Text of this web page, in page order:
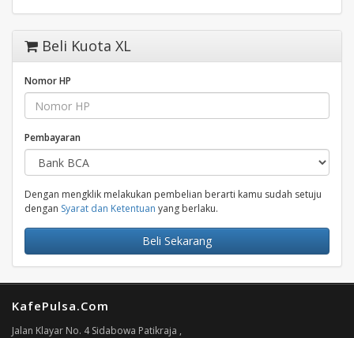
Beli Kuota XL
Nomor HP
Pembayaran
Dengan mengklik melakukan pembelian berarti kamu sudah setuju
dengan Syarat dan Ketentuan yang berlaku.
Beli Sekarang
KafePulsa.Com
Jalan Klayar No. 4 Sidabowa Patikraja ,